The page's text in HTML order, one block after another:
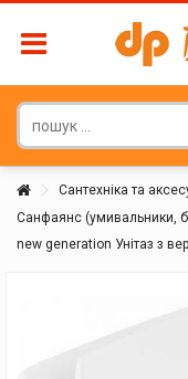
Сантехніка та
Санфаянс (умивальники,
new generation Унітаз з